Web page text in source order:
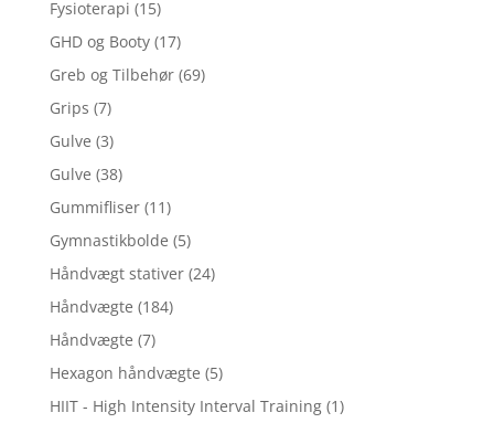
Fysioterapi (15)
GHD og Booty (17)
Greb og Tilbehør (69)
Grips (7)
Gulve (3)
Gulve (38)
Gummifliser (11)
Gymnastikbolde (5)
Håndvægt stativer (24)
Håndvægte (184)
Håndvægte (7)
Hexagon håndvægte (5)
HIIT - High Intensity Interval Training (1)